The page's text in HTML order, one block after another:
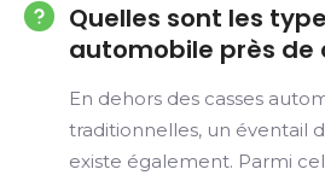
Quelles sont les
automobile près de
En dehors des casses
traditionnelles, un éventail
existe également. Parmi